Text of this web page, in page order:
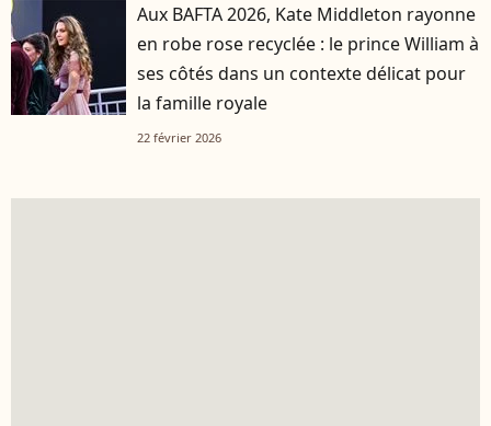
Aux BAFTA 2026, Kate Middleton rayonne
en robe rose recyclée : le prince William à
ses côtés dans un contexte délicat pour
la famille royale
22 février 2026